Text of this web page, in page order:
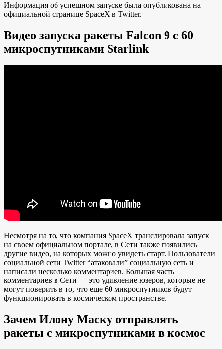
Информация об успешном запуске была опубликована на
официальной странице SpaceX в Twitter.
Видео запуска ракеты Falcon 9 с 60
микроспутниками Starlink
Несмотря на то, что компания SpaceX транслировала запуск
на своем официальном портале, в Сети также появились
другие видео, на которых можно увидеть старт. Пользователи
социальной сети Twitter “атаковали” социальную сеть и
написали несколько комментариев. Большая часть
комментариев в Сети — это удивление юзеров, которые не
могут поверить в то, что еще 60 микроспутников будут
функционировать в космическом пространстве.
Зачем Илону Маску отправлять
ракеты с микроспутниками в космос